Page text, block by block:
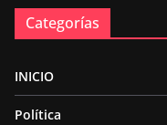
Categorías
INICIO
Política